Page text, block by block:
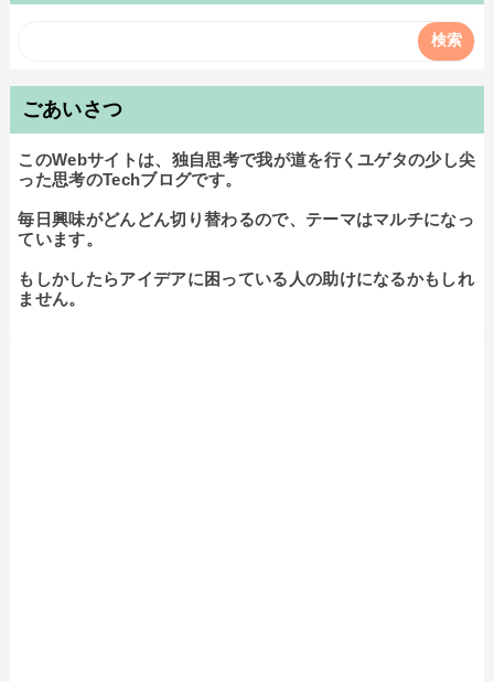
ごあいさつ
このWebサイトは、独自思考で我が道を行くユゲタの少し尖
った思考のTechブログです。
毎日興味がどんどん切り替わるので、テーマはマルチになっ
ています。
もしかしたらアイデアに困っている人の助けになるかもしれ
ません。